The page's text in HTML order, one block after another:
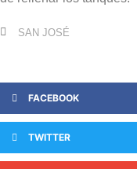
SAN JOSÉ
FACEBOOK
TWITTER